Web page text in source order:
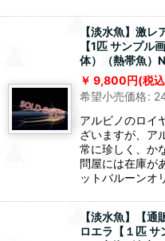
【淡水魚】激
【1匹 サンプ
体）（熱帯魚）
9,800円(税
希望小売価格:
アルビノのロイ
ざいますが、ア
常に珍しく、か
問屋には在庫が
ットバルーンオ
【淡水魚】【
ロエラ【１匹